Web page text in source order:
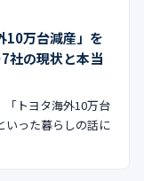
10万台減産」を
社の現状と本当
「トヨタ海外10万台
いった暮らしの話に